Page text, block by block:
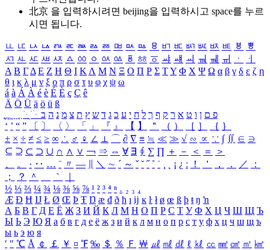
北京 을 입력하시려면 beijing을 입력하시고 space를 누르
시면 됩니다.
ㅥ ㅦ ㅧ ㅨ ㅩ ㅪ ㅫ ㅬ ㅭ ㅮ ㅯ ㅰ ㅱ ㅲ ㅳ ㅴ ㅵ ㅶ ㅷ ㅸ
ㅹ
ㅺ ㅻ ㅼ ㅽ ㅾ ㅿ ㆀ ㆁ ㆂ ㆃ ㆄ ㆅ ㆆ ㆇ ㆈ ㆉ ㆊ ㆋ ㆌ ㆍ
ㆎ
Α Β ΓΔ Ε Ζ Η Θ Ι ΚΛ Μ Ν Ξ Ο Π Ρ Σ ΤΥ Φ Χ Ψ Ω α β γ δ ε ζ η
θ ι κ λ μ ν ξ ο π ρ σ τ υ φ χ ψ ω
á à Á À é è É È ç Ç ê
Ä Ö Ü ä ö ü ß
ִֶֹ ֻּ ׁׂ פ ם ן ו ט א ר ק ף ך ל ח י ע כ ג ד ש ץ ת צ מ נ ה ב
‘ ’ “ ” 〔 〕 〈 〉 「 」 『 』 【 】 ＂ （ ） ［ ］ ｛ ｝
± × ÷ ≠ ≤ ≥ ∞ ∴ ♂ ♀ ∠ ⊥ ⌒ ∂ ∇ ≡ ≒ ≪ ≫ √ ∽ ∝ ∵ ∫ ∬ ∈ ∋
⊆ ⊇ ⊂ ⊃ ∪ ∩ ∧ ∨ ￢ ⇒ ⇔ ∀ ∃ ∮ ∑ ∏ ＋ － ＜ ＝
＞
、
。 · ‥ … ¨ 〃 ― ＼ ∼ ´ ～ ˇ ˘ ˝ ˚ ˙ ¸ ¡ ¿ ː ！ ＇ ， ． ／
：
；
？ ＾ ｀
½ ⅓ ⅔ ¼ ¾ ⅛ ⅜ ⅝ ⅞ ¹ ² ³ ⁴ ⁿ ₁ ₂ ₃ ₄
Æ Ð Ħ Ĳ Ł Ø Œ Þ Ŧ Ŋ æ đ ð ħ ı ĳ ĸ ŀ ł ø œ ß þ ŧ ŋ ŉ
А Б В Г Д Е Ё Ж З И Й К Л М Н О П Р С Т У Ф Х Ц Ч Ш Щ Ъ
Ы Ь Э Ю Я а б в г д е ё ж з и й к л м н о п р с т у ф х ц ч ш щ ъ
ы ь э ю я
′ ″ ℃ Å ￠ ￡ ￥ ¤ ℉ ‰ ＄ ％ Ｆ ￦ ㎕ ㎖ ㎗ ℓ ㎘ ㏄ ㎣ ㎤ ㎥ ㎦